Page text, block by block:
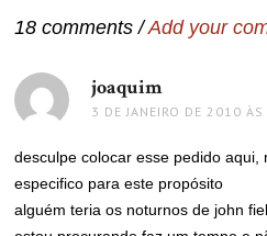
18 comments /Add your
joaquim
3 DE JANEIRO DE 2010
desculpe colocar esse pedido aqui,
especifico para este propósito
alguém teria os noturnos de john